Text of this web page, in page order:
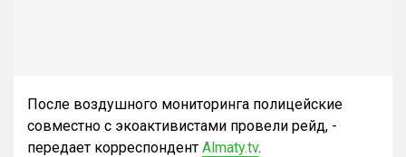
После воздушного мониторинга полицейские
совместно с экоактивистами провели рейд, -
передает корреспондент Almaty.tv.